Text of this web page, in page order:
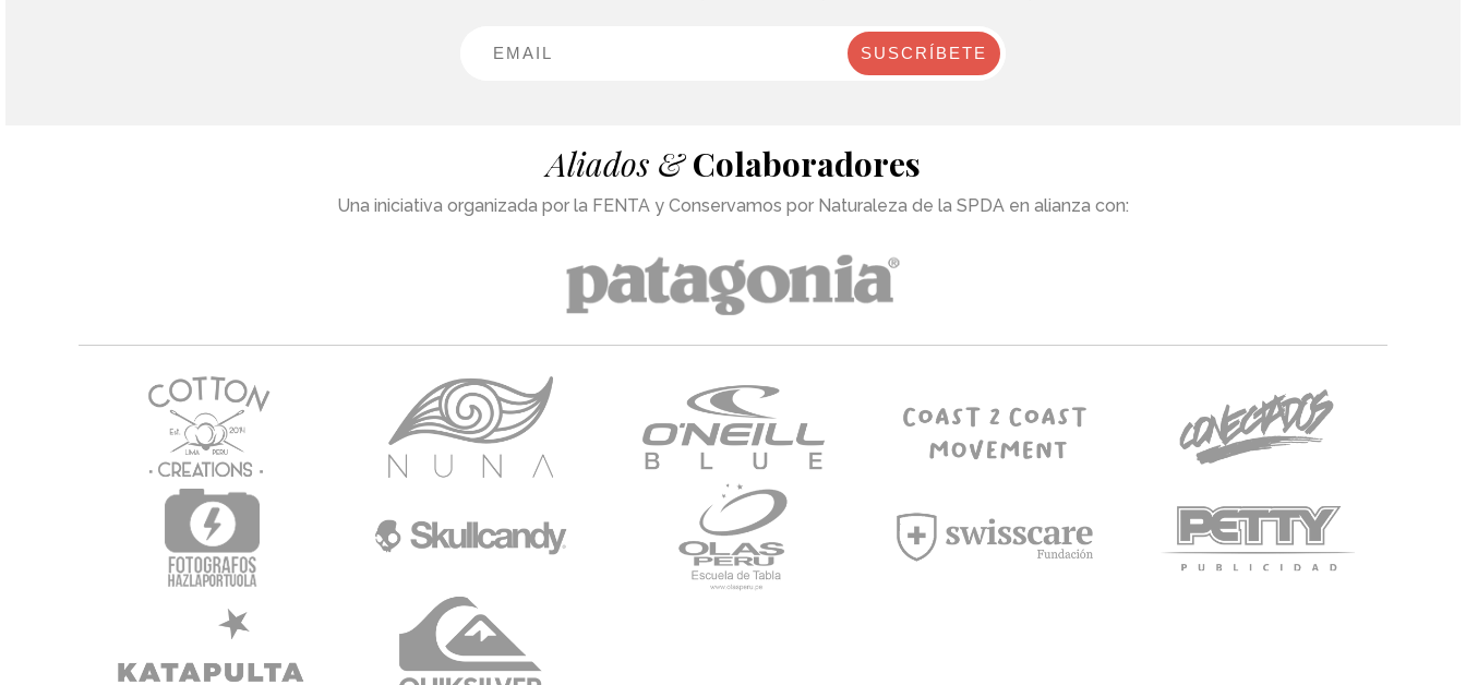
SUSCRÍBETE
Aliados & Colaboradores
Una iniciativa organizada por la FENTA y Conservamos por Naturaleza de la SPDA en alianza con: